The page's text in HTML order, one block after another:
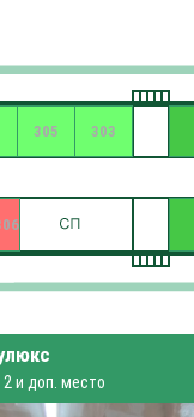
303
305
и доп. место